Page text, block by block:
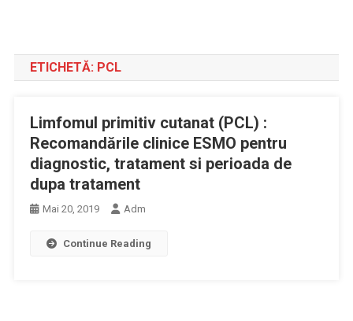
ETICHETĂ: PCL
Limfomul primitiv cutanat (PCL) :
Recomandările clinice ESMO pentru
diagnostic, tratament si perioada de
dupa tratament
Mai 20, 2019 Adm
Continue Reading